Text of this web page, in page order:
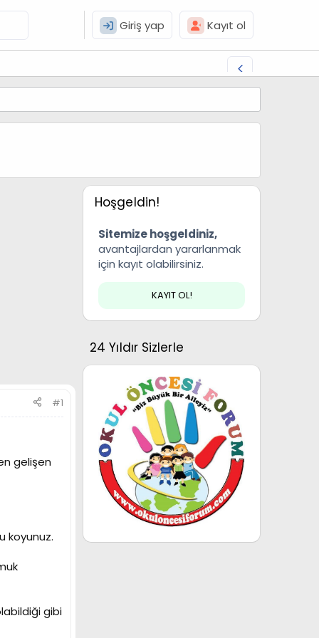
Giriş yap Kayıt ol
#1
gelişen
koyunuz.
gibi
Hoşgeldin!
Sitemize hoşgeldiniz,
avantajlardan yararlanmak
için kayıt olabilirsiniz.
KAYIT OL!
24 Yıldır Sizlerle